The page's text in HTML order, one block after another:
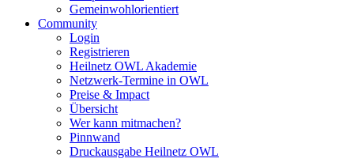
Gemeinwohlorientiert
Community
Login
Registrieren
Heilnetz OWL Akademie
Netzwerk-Termine in OWL
Preise & Impact
Übersicht
Wer kann mitmachen?
Pinnwand
Druckausgabe Heilnetz OWL